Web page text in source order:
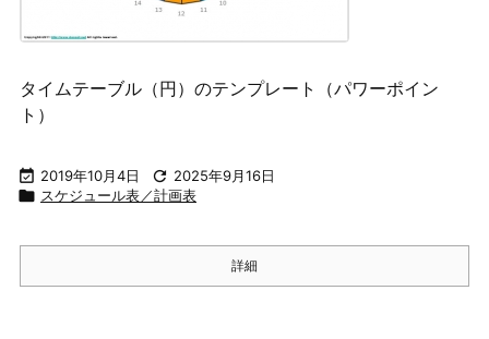
タイムテーブル（円）のテンプレート（パワーポイン
ト）
 2019年10月4日  2025年9月16日
 スケジュール表／計画表
詳細